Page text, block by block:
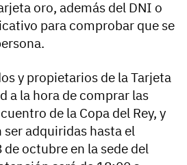
oro, además del DNI o
para comprobar que se
y propietarios de la Tarjeta
a la hora de comprar las
de la Copa del Rey, y
adquiridas hasta el
octubre en la sede del